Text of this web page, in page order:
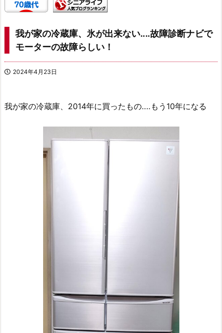
我が家の冷蔵庫、氷が出来ない‥‥故障診断ナビで
モーターの故障らしい！
2024年4月23日
我が家の冷蔵庫、2014年に買ったもの‥‥もう10年になる